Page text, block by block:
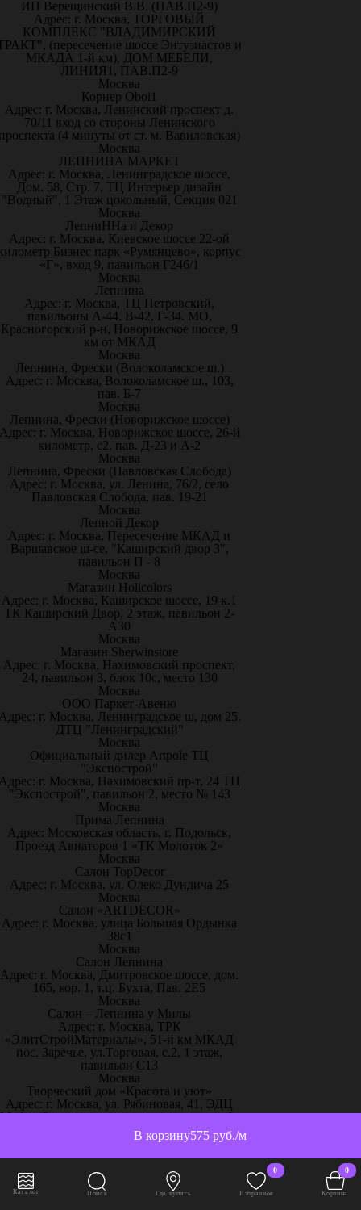
575 руб./м
В корзину
ИП Верещинский В.В. (ПАВ.П2-9)
Адрес: г. Москва, ТОРГОВЫЙ
КОМПЛЕКС "ВЛАДИМИРСКИЙ
(пересечение шоссе Энтузиастов и
МКАДА 1-й км), ДОМ МЕБЕЛИ,
ЛИНИЯ1, ПАВ.П2-9
Москва
Корнер Oboi1
Адрес: г. Москва, Ленинский проспект д.
70/11 вход со стороны Ленинского
(4 минуты от ст. м. Вавиловская)
Москва
ЛЕПНИНА МАРКЕТ
Адрес: г. Москва, Ленинградское шоссе,
Дом. 58, Стр. 7, ТЦ Интерьер дизайн
"Водный", 1 Этаж цокольный, Секция 021
Москва
ЛепниННа и Декор
Адрес: г. Москва, Киевское шоссе 22-ой
Бизнес парк «Румянцево», корпус
«Г», вход 9, павильон Г246/1
Москва
Лепнина
Адрес: г. Москва, ТЦ Петровский,
павильоны А-44, В-42, Г-34. МО,
Красногорский р-н, Новорижское шоссе, 9
км от МКАД
Москва
Лепнина, Фрески (Волоколамское ш.)
Адрес: г. Москва, Волоколамское ш., 103,
пав. Б-7
Москва
Лепнина, Фрески (Новорижское шоссе)
г. Москва, Новорижское шоссе, 26-й
километр, с2, пав. Д-23 и А-2
Москва
Лепнина, Фрески (Павловская Слобода)
Адрес: г. Москва, ул. Ленина, 76/2, село
Павловская Слобода, пав. 19-21
Москва
Лепной Декор
Адрес: г. Москва, Пересечение МКАД и
Варшавское ш-се, "Каширский двор 3",
павильон П - 8
Москва
Магазин Holicolors
Адрес: г. Москва, Каширское шоссе, 19 к.1
ТК Каширский Двор, 2 этаж, павильон 2-
А30
Москва
Магазин Sherwinstore
Адрес: г. Москва, Нахимовский проспект,
24, павильон 3, блок 10с, место 130
Москва
ООО Паркет-Авeню
г. Москва, Ленинградское ш, дом 25.
ДТЦ "Ленинградский"
Москва
Официальный дилер Artpole ТЦ
"Экспострой"
г. Москва, Нахимовский пр-т, 24 ТЦ
"Экспострой", павильон 2, место № 143
Москва
Прима Лепнина
Адрес: Московская область, г. Подольск,
Проезд Авиаторов 1 «ТК Молоток 2»
Москва
Салон TopDecor
Адрес: г. Москва, ул. Олеко Дундича 25
Москва
Салон «ARTDECOR»
Адрес: г. Москва, улица Большая Ордынка
38с1
Москва
Салон Лепнина
Адрес: г. Москва, Дмитровское шоссе, дом.
165, кор. 1, т.ц. Бухта, Пав. 2Е5
Москва
Салон – Лепнина у Милы
Адрес: г. Москва, ТРК
«ЭлитСтройМатериалы», 51-й км МКАД
пос. Заречье, ул.Торговая, с.2, 1 этаж,
павильон С13
Москва
Творческий дом «Красота и уют»
Адрес: г. Москва, ул. Рябиновая, 41, ЭДЦ
Madex (2 этаж прямо от эскалатора эксп. 2-
27, 2-28)
Москва
Центр Дизайна ITALICA
Адрес: г. Москва, ул. Старая Басманная, 20,
к. 1, подъезд 2А
Москва
Каталог Поиск Где купить
0
Избранное
0
Корзина